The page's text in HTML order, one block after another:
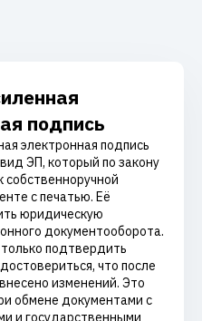
подпись
электронная подпись
ЭП, который по закону
собственноручной
с печатью. Её
юридическую
документооборота.
подтвердить
что после
изменений. Это
обмене документами с
и государственными